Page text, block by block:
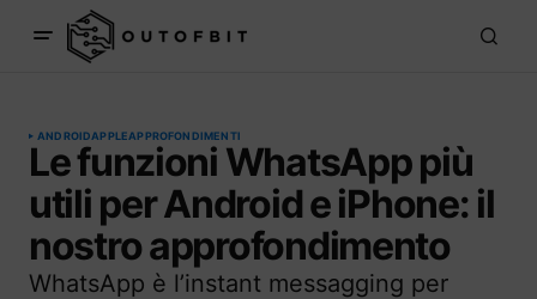
ANDROIDAPPLEAPPROFONDIMENTI
Le funzioni WhatsApp più
utili per Android e iPhone: il
nostro approfondimento
WhatsApp è l’instant messagging per